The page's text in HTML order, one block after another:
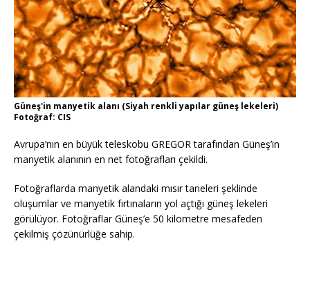
Güneş'in manyetik alanı (Siyah renkli yapılar güneş lekeleri)
Fotoğraf: CIS
Avrupa’nın en büyük teleskobu GREGOR tarafından Güneş’in
manyetik alanının en net fotoğrafları çekildi.
Fotoğraflarda manyetik alandaki mısır taneleri şeklinde
oluşumlar ve manyetik fırtınaların yol açtığı güneş lekeleri
görülüyor. Fotoğraflar Güneş’e 50 kilometre mesafeden
çekilmiş çözünürlüğe sahip.